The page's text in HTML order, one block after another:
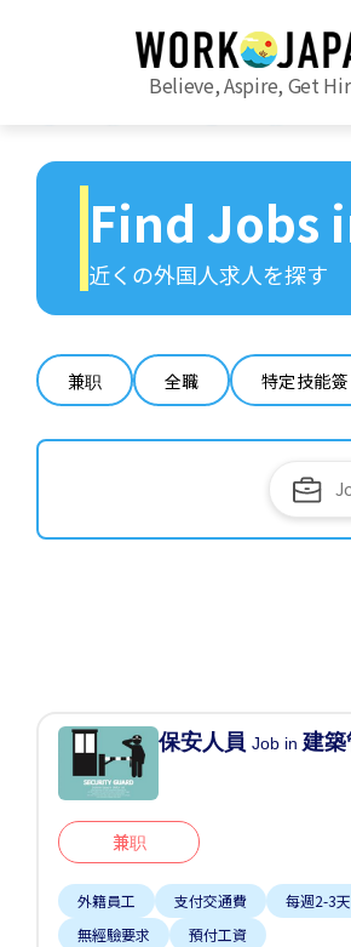
Believe, Aspire, Get
Find Jobs
近くの外国人求人を探す
兼职 全職 特定技能簽
保安人員Job in 建築
兼职
外籍員工 支付交通費
每週2-3天
無經驗要求
預付工資